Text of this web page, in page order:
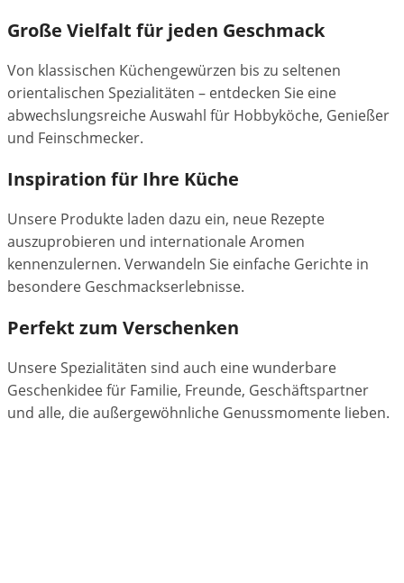
Große Vielfalt für jeden Geschmack
Von klassischen Küchengewürzen bis zu seltenen
orientalischen Spezialitäten – entdecken Sie eine
abwechslungsreiche Auswahl für Hobbyköche, Genießer
und Feinschmecker.
Inspiration für Ihre Küche
Unsere Produkte laden dazu ein, neue Rezepte
auszuprobieren und internationale Aromen
kennenzulernen. Verwandeln Sie einfache Gerichte in
besondere Geschmackserlebnisse.
Perfekt zum Verschenken
Unsere Spezialitäten sind auch eine wunderbare
Geschenkidee für Familie, Freunde, Geschäftspartner
und alle, die außergewöhnliche Genussmomente lieben.